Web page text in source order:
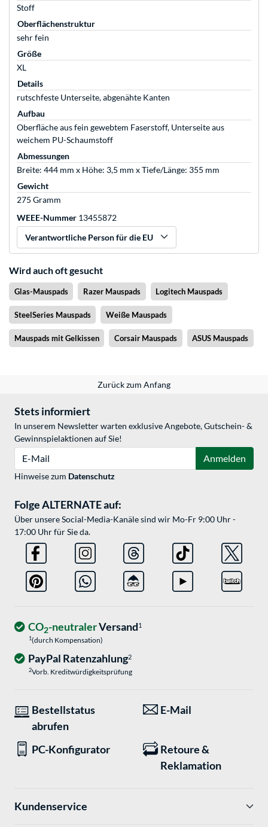
Stoff
Oberflächenstruktur
sehr fein
Größe
XL
Details
rutschfeste Unterseite, abgenähte Kanten
Aufbau
Oberfläche aus fein gewebtem Faserstoff, Unterseite aus
weichem PU-Schaumstoff
Abmessungen
Breite: 444 mm x Höhe: 3,5 mm x Tiefe/Länge: 355 mm
Gewicht
275 Gramm
WEEE-Nummer 13455872
Verantwortliche Person für die EU
Wird auch oft gesucht
Glas-Mauspads Razer Mauspads Logitech Mauspads
SteelSeries Mauspads Weiße Mauspads
Mauspads mit Gelkissen Corsair Mauspads ASUS Mauspads
Zurück zum Anfang
Stets informiert
In unserem Newsletter warten exklusive Angebote, Gutschein- &
Gewinnspielaktionen auf Sie!
E-Mail
Anmelden
Hinweise zum Datenschutz
Folge ALTERNATE auf:
Über unsere Social-Media-Kanäle sind wir Mo-Fr 9:00 Uhr -
17:00 Uhr für Sie da.
CO2-neutralerVersand1
1(durch Kompensation)
PayPal Ratenzahlung2
2Vorb. Kreditwürdigkeitsprüfung
Bestellstatus
abrufen
E-Mail
PC-Konfigurator
Retoure &
Reklamation
Kundenservice